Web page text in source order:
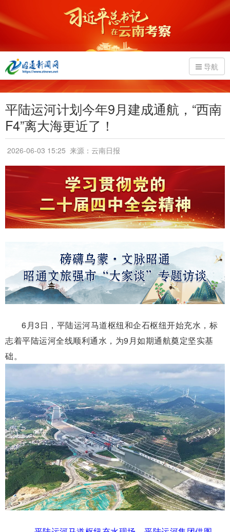
导航
平陆运河计划今年9月建成通航，“西南
F4”离大海更近了！
2026-06-03 15:25 来源：云南日报
6月3日，平陆运河马道枢纽和企石枢纽开始充水，标
志着平陆运河全线顺利通水，为9月如期通航奠定坚实基
础。